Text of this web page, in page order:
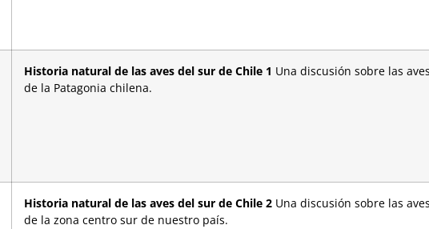
Historia natural de las aves del sur de Chile 1 Una discusión sobre las aves
de la Patagonia chilena.
Historia natural de las aves del sur de Chile 2 Una discusión sobre las aves
de la zona centro sur de nuestro país.